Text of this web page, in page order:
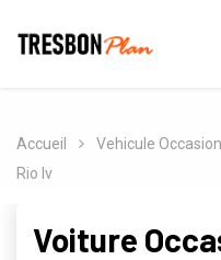
Accueil Vehicule Occasion
Rio Iv
Voiture